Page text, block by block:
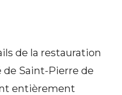
de la restauration
Saint-Pierre de
entièrement